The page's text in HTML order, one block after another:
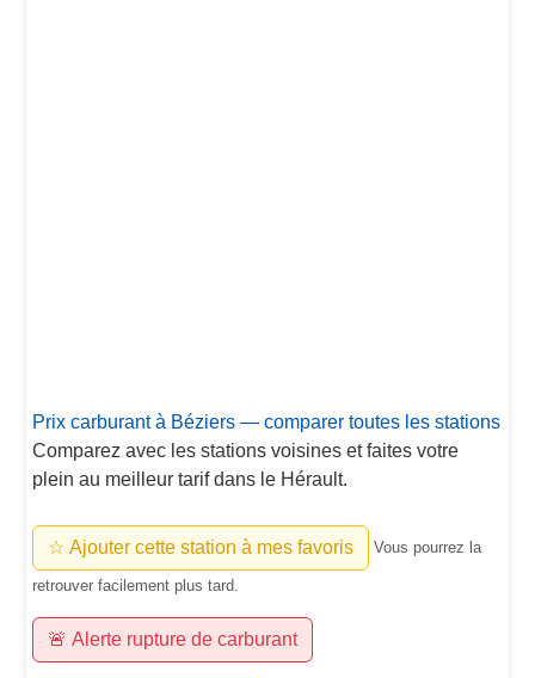
Prix carburant à Béziers — comparer toutes les stations
Comparez avec les stations voisines et faites votre
plein au meilleur tarif dans le Hérault.
☆ Ajouter cette station à mes favoris Vous pourrez la
retrouver facilement plus tard.
🚨 Alerte rupture de carburant